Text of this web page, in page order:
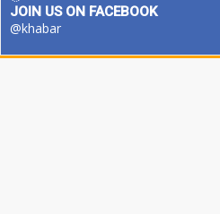
JOIN US ON FACEBOOK
@khabar